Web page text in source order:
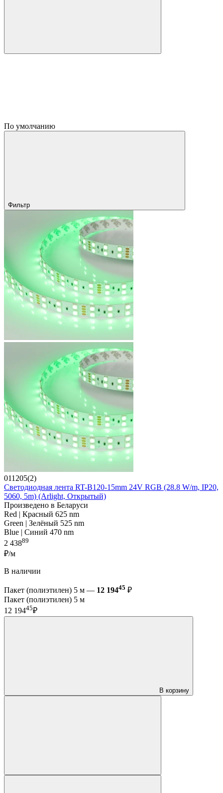
По умолчанию
Фильтр
011205(2)
Светодиодная лента RT-B120-15mm 24V RGB (28.8 W/m, IP20,
5060, 5m) (Arlight, Открытый)
Произведено в Беларуси
Red | Красный 625 nm
Green | Зелёный 525 nm
Blue | Синий 470 nm
2 43889
₽/м
В наличии
Пакет (полиэтилен) 5 м — 12 19445 ₽
Пакет (полиэтилен) 5 м
12 19445₽
В корзину